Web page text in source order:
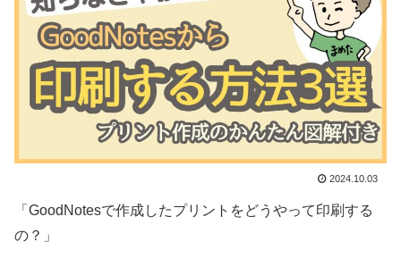
2024.10.03
「GoodNotesで作成したプリントをどうやって印刷する
の？」